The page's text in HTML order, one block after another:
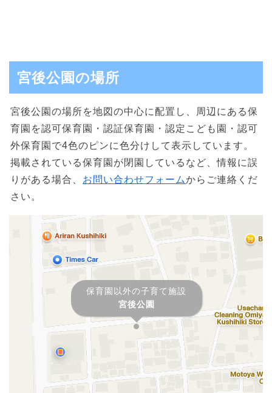
宮後公園の場所
宮後公園の場所を地図の中心に配置し、周辺にある保
育園を認可保育園・認証保育園・認定こども園・認可
外保育園で4色のピンに色分けして表示しています。
掲載されている保育園が閉園しているなど、情報に誤
りがある場合、 お問い合わせフォームからご連絡くだ
さい。
保育園以外の子育て施設
宮後公園